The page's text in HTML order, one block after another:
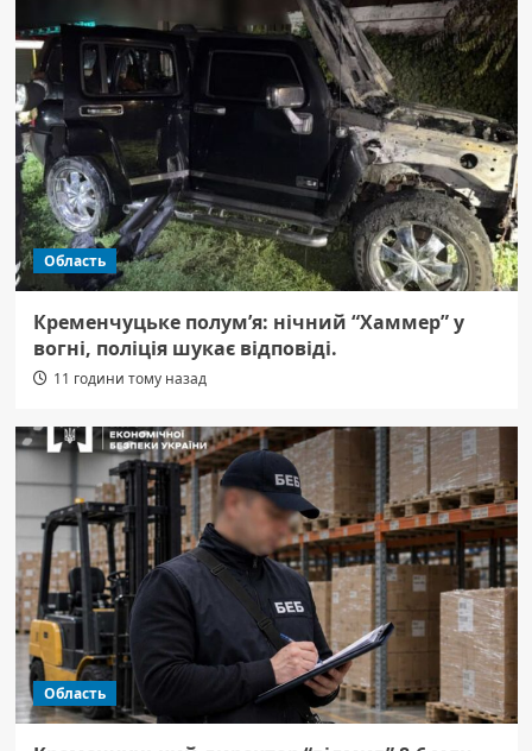
Область
Кременчуцьке полум’я: нічний “Хаммер” у
вогні, поліція шукає відповіді.
11 години тому назад
Область